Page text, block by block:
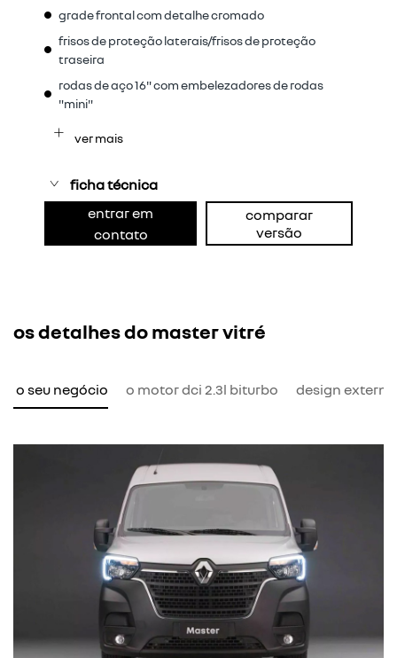
grade frontal com detalhe cromado
frisos de proteção laterais/frisos de proteção
traseira
rodas de aço 16" com embelezadores de rodas
"mini"
ver mais
ficha técnica
entrar em
contato
comparar
versão
os detalhes do master vitré
o seu negócio o motor dci 2.3l biturbo design externo